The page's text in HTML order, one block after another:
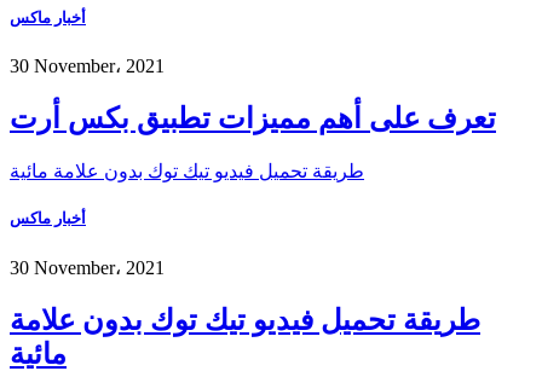
أخبار ماكس
30 November، 2021
تعرف على أهم مميزات تطبيق بكس أرت
طريقة تحميل فيديو تيك توك بدون علامة مائية
أخبار ماكس
30 November، 2021
طريقة تحميل فيديو تيك توك بدون علامة
مائية